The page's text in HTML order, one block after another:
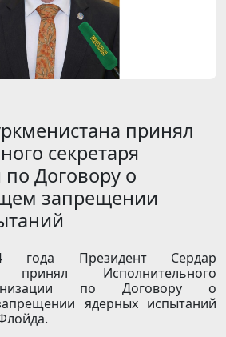
принял
секретаря
Договору о
запрещении
Президент Сердар
принял Исполнительного
по Договору о
ядерных испытаний